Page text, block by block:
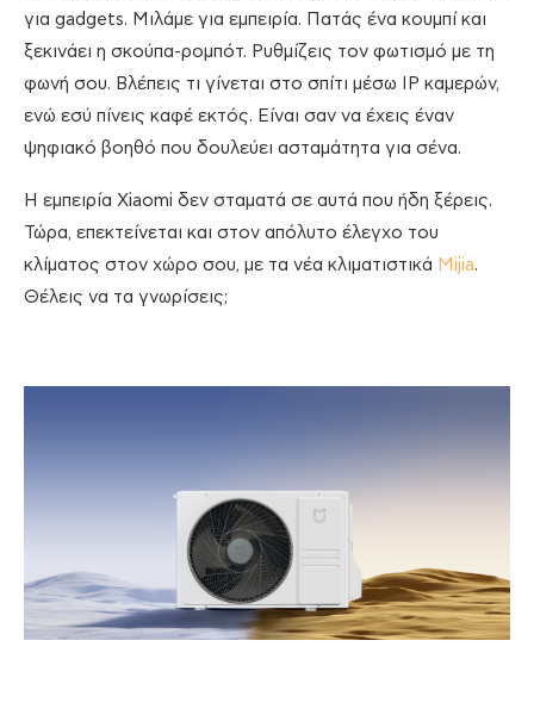
για gadgets. Μιλάμε για εμπειρία. Πατάς ένα κουμπί και
ξεκινάει η σκούπα-ρομπότ. Ρυθμίζεις τον φωτισμό με τη
φωνή σου. Βλέπεις τι γίνεται στο σπίτι μέσω IP καμερών,
ενώ εσύ πίνεις καφέ εκτός. Είναι σαν να έχεις έναν
ψηφιακό βοηθό που δουλεύει ασταμάτητα για σένα.
Η εμπειρία Xiaomi δεν σταματά σε αυτά που ήδη ξέρεις.
Τώρα, επεκτείνεται και στον απόλυτο έλεγχο του
κλίματος στον χώρο σου, με τα νέα κλιματιστικά Mijia.
Θέλεις να τα γνωρίσεις;